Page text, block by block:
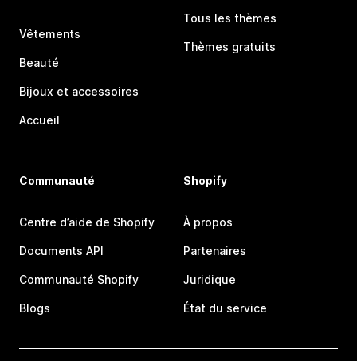
Vêtements
Beauté
Bijoux et accessoires
Accueil
Tous les thèmes
Thèmes gratuits
Communauté
Centre d’aide de Shopify
Documents API
Communauté Shopify
Blogs
Shopify
À propos
Partenaires
Juridique
État du service